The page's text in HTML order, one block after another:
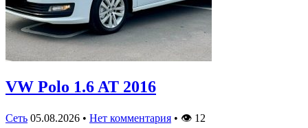
VW Polo 1.6 AT 2016
Сеть 05.08.2026 • Нет комментария • 👁 12